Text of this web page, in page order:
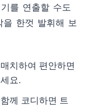
를 연출할 수도
을 한껏 발휘해 보
치하여 편안하면
요.
께 코디하면 트